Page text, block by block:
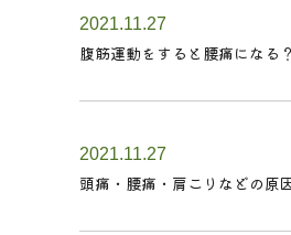
2021.11.27
腹筋運動をすると腰痛になる？
2021.11.27
頭痛・腰痛・肩こりなどの原